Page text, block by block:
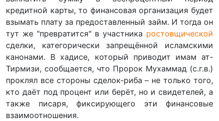
кредитной карты, то финансовая организация будет
взымать плату за предоставленный займ. И тогда он
тут же "превратится" в участника ростовщической
сделки, категорически запрещённой исламскими
канонами. В хадисе, который приводит имам ат-
Тирмизи, сообщается, что Пророк Мухаммад (с.г.в.)
проклял все стороны сделок-риба – не только того,
кто даёт под процент или берёт, но и свидетелей, а
также писаря, фиксирующего эти финансовые
взаимоотношения.